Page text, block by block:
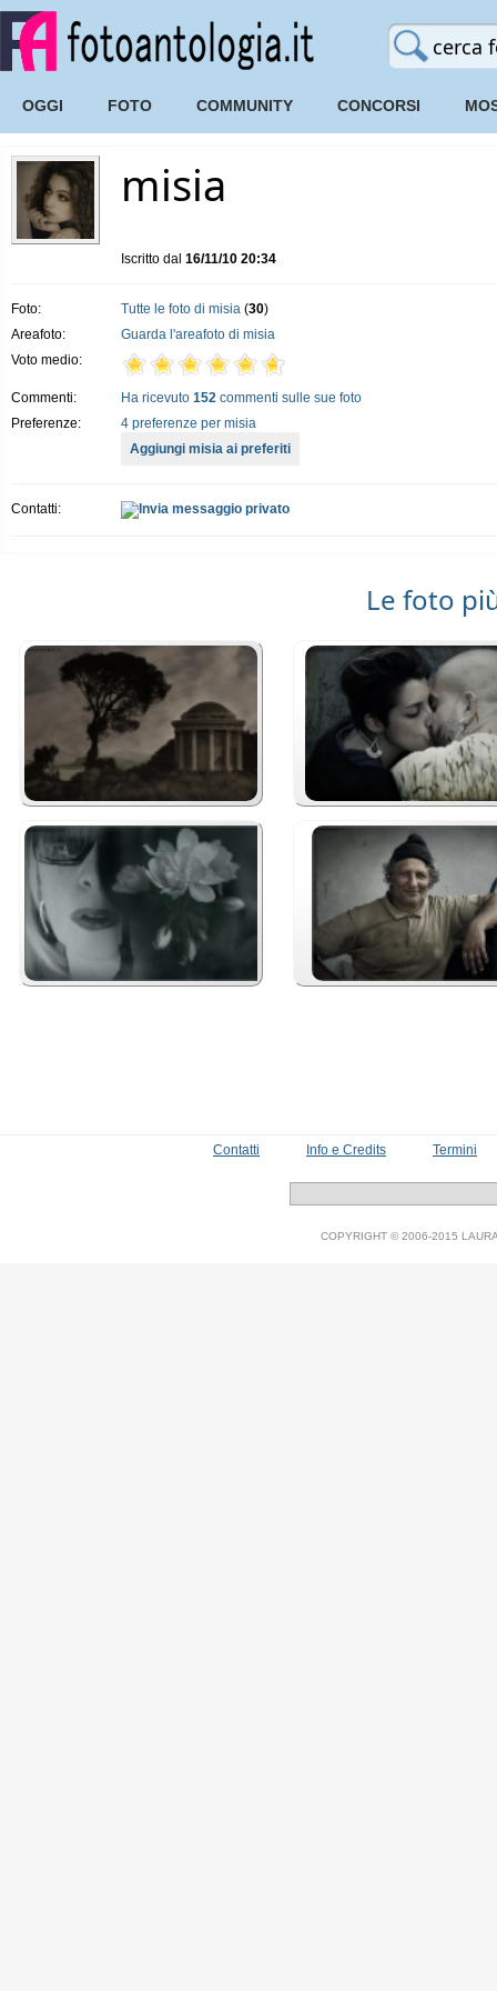
OGGI FOTO COMMUNITY CONCORSI
misia
Iscritto dal 16/11/10 20:34
Foto: Tutte le foto di misia (30)
Areafoto:
Guarda l'areafoto di misia
Voto medio:
Commenti: Ha ricevuto 152 commenti sulle sue foto
Preferenze:
4 preferenze per misia
Aggiungi misia ai preferiti
Contatti:
Le foto
Contatti Info e Credits Termini
COPYRIGHT © 2006-2015